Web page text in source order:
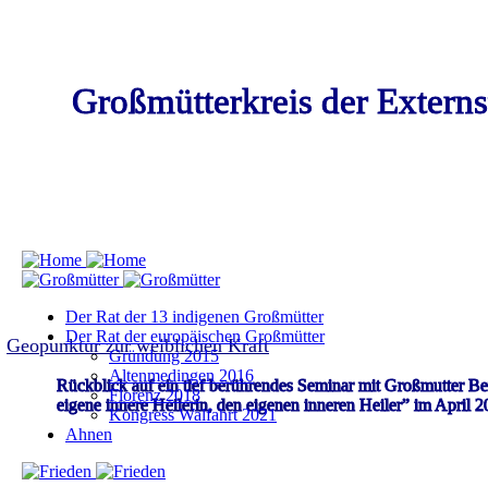
Großmütterkreis der
Rückblick auf ein tief berührendes Seminar mit Großmutter
eigene innere Heilerin, den eigenen inneren Heiler” im April
Geopunktur zur weiblichen Kraft
Der Rat der 13 indigenen Großmütter
Der Rat der europäischen Großmütter
Gründung 2015
Altenmedingen 2016
Florenz 2018
Kongress Walfahrt 2021
Ahnen